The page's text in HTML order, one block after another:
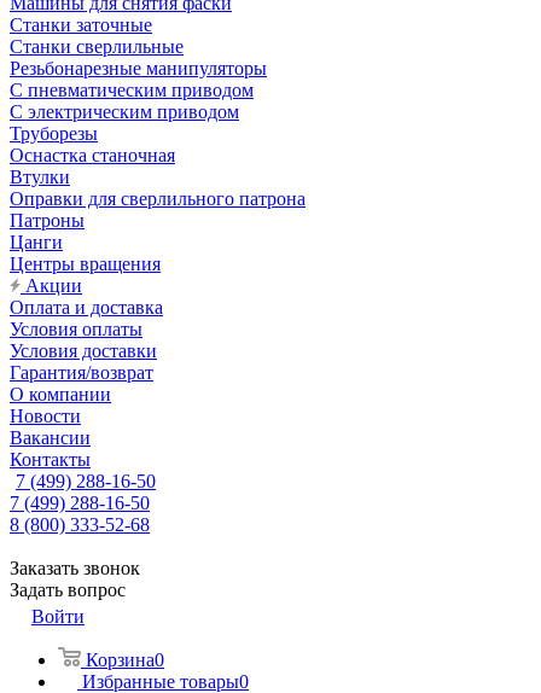
Станки заточные
Станки сверлильные
Резьбонарезные манипуляторы
С пневматическим приводом
С электрическим приводом
Труборезы
Оснастка станочная
Втулки
Оправки для сверлильного патрона
Патроны
Цанги
Центры вращения
Акции
Оплата и доставка
Условия оплаты
Условия доставки
Гарантия/возврат
О компании
Новости
Вакансии
Контакты
7 (499) 288-16-50
7 (499) 288-16-50
8 (800) 333-52-68
Заказать звонок
Задать вопрос
Войти
Корзина0
Избранные товары0